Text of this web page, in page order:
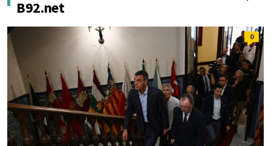
B92.net
0